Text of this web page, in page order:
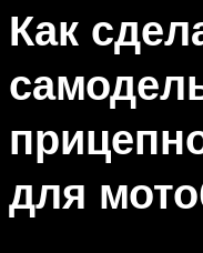
Как
для